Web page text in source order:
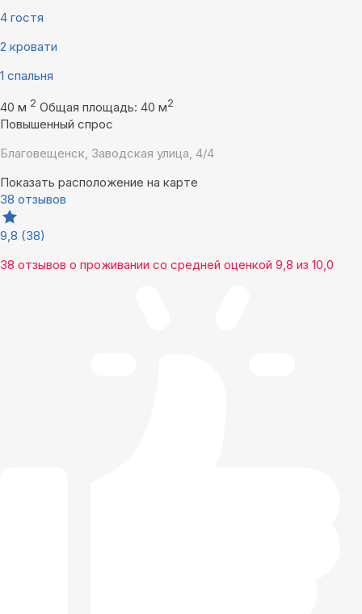
4 гостя
2 кровати
1 спальня
40 м 2 Общая площадь: 40 м2
Повышенный спрос
Благовещенск, Заводская улица, 4/4
Показать расположение на карте
38 отзывов
9,8 (38)
38 отзывов о проживании со средней оценкой 9,8 из 10,0